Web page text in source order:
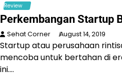
Review
Perkembangan Startup
Sehat Corner August 14, 2019
Startup atau perusahaan
mencoba untuk bertahan di
ini.…